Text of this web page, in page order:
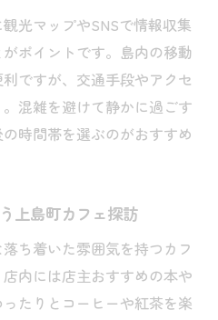
る上島町体験の楽しみ方
わう読書と島時間の贅沢
町カフェのおすすめ散歩
光マップやSNSで情報収集
ポイントです。島内の移動
ですが、交通手段やアクセ
混雑を避けて静かに過ごす
時間帯を選ぶのがおすすめ
上島町カフェ探訪
ち着いた雰囲気を持つカフ
内には店主おすすめの本や
たりとコーヒーや紅茶を楽